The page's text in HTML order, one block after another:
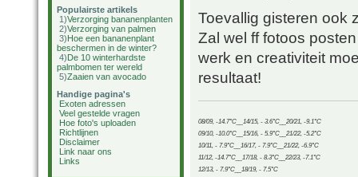
Populairste artikels
1)Verzorging bananenplanten
2)Verzorging van palmen
3)Hoe een bananenplant
beschermen in de winter?
4)De 10 winterhardste
palmbomen ter wereld
5)Zaaien van avocado
Handige pagina's
Exoten adressen
Veel gestelde vragen
Hoe foto's uploaden
Richtlijnen
Disclaimer
Link naar ons
Links
Toevallig gisteren ook
Zal wel ff fotoos
werk en creativiteit
resultaat!
08/09, -14.7°C__14/15, - 3.6°C__20/21, -9.1°C
09/10, -10.0°C__15/16, - 5.9°C__21/22, -5.2°C
10/11, - 7.9°C__16/17, - 7.9°C__21/22, -6.9°C
11/12, -14.7°C__17/18, - 8.3°C__22/23, -7.1°C
12/13, - 7.9°C__18/19, - 7.5°C